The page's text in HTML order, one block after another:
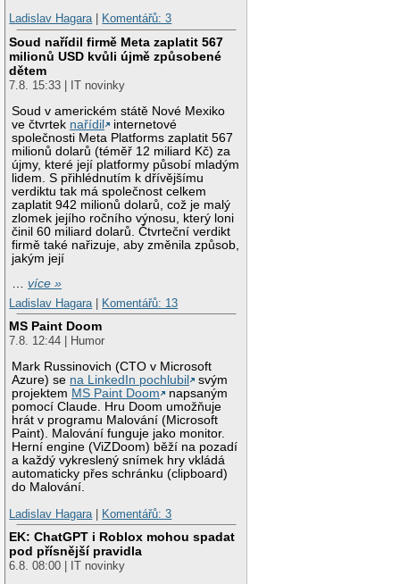
Ladislav Hagara| Komentářů: 3
Soud nařídil firmě Meta zaplatit 567
milionů USD kvůli újmě způsobené
dětem
7.8. 15:33 | IT novinky
Soud v americkém státě Nové Mexiko
ve čtvrtek nařídil
internetové
společnosti Meta Platforms zaplatit 567
milionů dolarů (téměř 12 miliard Kč) za
újmy, které její platformy působí mladým
lidem. S přihlédnutím k dřívějšímu
verdiktu tak má společnost celkem
zaplatit 942 milionů dolarů, což je malý
zlomek jejího ročního výnosu, který loni
činil 60 miliard dolarů. Čtvrteční verdikt
firmě také nařizuje, aby změnila způsob,
jakým její
…více »
Ladislav Hagara
Komentářů: 13
MS Paint Doom
7.8. 12:44 | Humor
Mark Russinovich (CTO v Microsoft
Azure) se na LinkedIn pochlubil
svým
projektem MS Paint Doom
napsaným
pomocí Claude. Hru Doom umožňuje
hrát v programu Malování (Microsoft
Paint). Malování funguje jako monitor.
Herní engine (ViZDoom) běží na pozadí
a každý vykreslený snímek hry vkládá
automaticky přes schránku (clipboard)
do Malování.
Ladislav Hagara | Komentářů: 3
EK: ChatGPT i Roblox mohou spadat
pod přísnější pravidla
6.8. 08:00 | IT novinky